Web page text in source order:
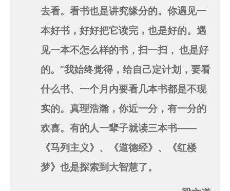
去看。看书也是讲究缘分的。你遇见一
本好书，好好把它读完，也是好的。遇
见一本不怎么样的书，扫一扫， 也是好
的。”我始终觉得，给自己定计划，要看
什么书、一个月内要看几本书都是不现
实的。真理浩瀚，你近一分，有一分的
欢喜。有的人一辈子就读三本书——
《马列主义》、《道德经》、《红楼
梦》也是探索到大智慧了。